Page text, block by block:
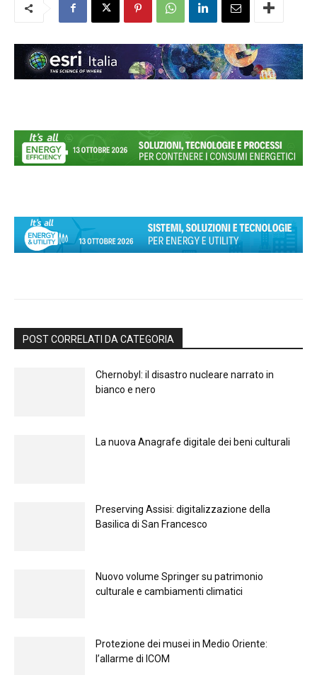
POST CORRELATI DA CATEGORIA
Chernobyl: il disastro nucleare narrato in
bianco e nero
La nuova Anagrafe digitale dei beni culturali
Preserving Assisi: digitalizzazione della
Basilica di San Francesco
Nuovo volume Springer su patrimonio
culturale e cambiamenti climatici
Protezione dei musei in Medio Oriente:
l’allarme di ICOM